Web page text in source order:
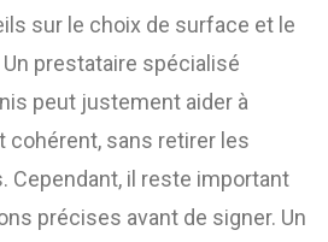
sur le choix de surface et le
prestataire spécialisé
peut justement aider à
cohérent, sans retirer les
Cependant, il reste important
précises avant de signer. Un